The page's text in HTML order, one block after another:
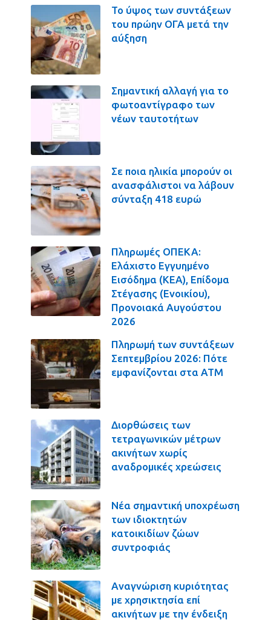
Το ύψος των συντάξεων
του πρώην ΟΓΑ μετά την
αύξηση
Σημαντική αλλαγή για το
φωτοαντίγραφο των
νέων ταυτοτήτων
Σε ποια ηλικία μπορούν οι
ανασφάλιστοι να λάβουν
σύνταξη 418 ευρώ
Πληρωμές ΟΠΕΚΑ:
Ελάχιστο Εγγυημένο
Εισόδημα (ΚΕΑ), Επίδομα
Στέγασης (Ενοικίου),
Προνοιακά Αυγούστου
2026
Πληρωμή των συντάξεων
Σεπτεμβρίου 2026: Πότε
εμφανίζονται στα ΑΤΜ
Διορθώσεις των
τετραγωνικών μέτρων
ακινήτων χωρίς
αναδρομικές χρεώσεις
Νέα σημαντική υποχρέωση
των ιδιοκτητών
κατοικιδίων ζώων
συντροφιάς
Αναγνώριση κυριότητας
με χρησικτησία επί
ακινήτων με την ένδειξη